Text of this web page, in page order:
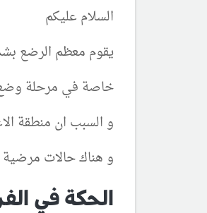
السلام عليكم
يقوم معظم الرضع
خاصة في مرحلة وضع
و السبب ان منطقة
و هناك حالات
الحكة في